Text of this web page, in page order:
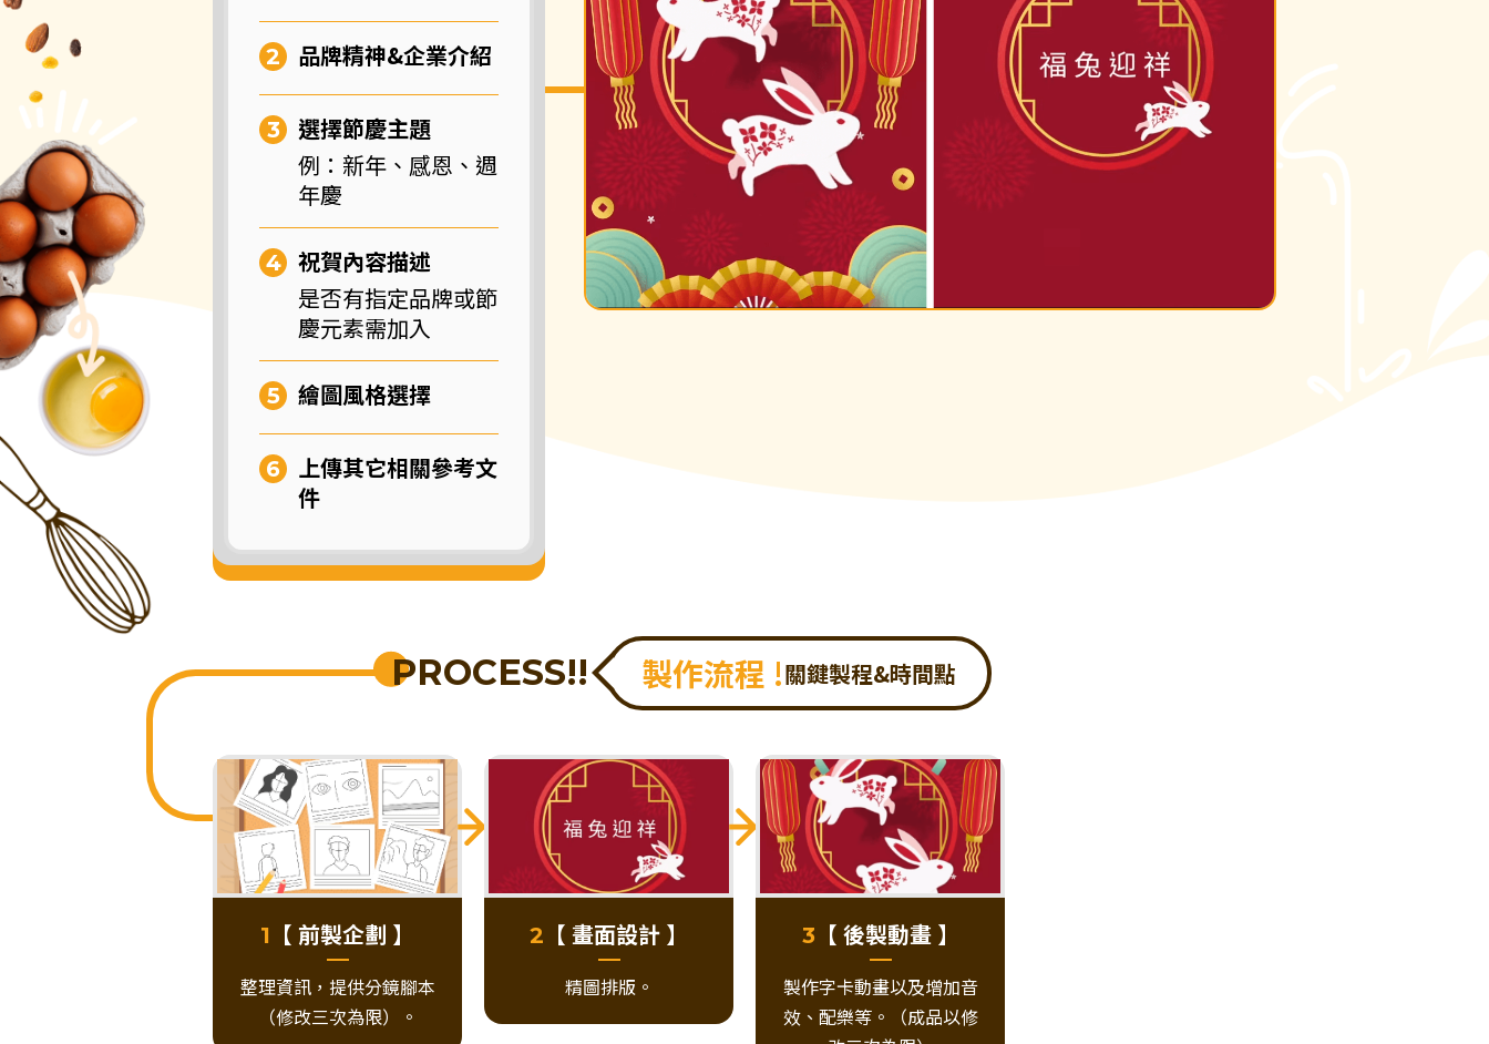
品牌精神&企業介紹
選擇節慶主題
例：新年、感恩、週
年慶
祝賀內容描述
是否有指定品牌或節
慶元素需加入
繪圖風格選擇
上傳其它相關參考文
件
PROCESS!! 製作流程 !關鍵製程&時間點
1 【 前製企劃 】
整理資訊，提供分鏡腳本
（修改三次為限）。
2 【 畫面設計 】
精圖排版。
3 【 後製動畫 】
製作字卡動畫以及增加音
效、配樂等。（成品以修